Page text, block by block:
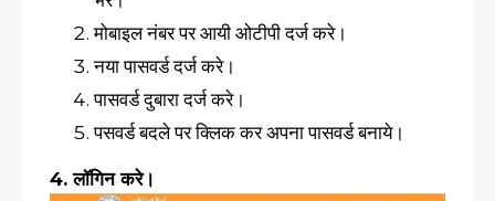
मोबाइल नंबर पर आयी ओटीपी दर्ज करे।
नया पासवर्ड दर्ज करे।
पासवर्ड दुबारा दर्ज करे।
पसवर्ड बदले पर क्लिक कर अपना पासवर्ड बनाये।
4. लॉगिन करे।